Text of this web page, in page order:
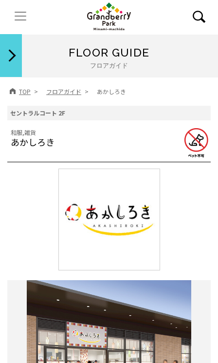
FLOOR GUIDE
フロアガイド
TOP フロアガイド あかしろき
セントラルコート 2F
和服,雑貨
あかしろき
閉じる